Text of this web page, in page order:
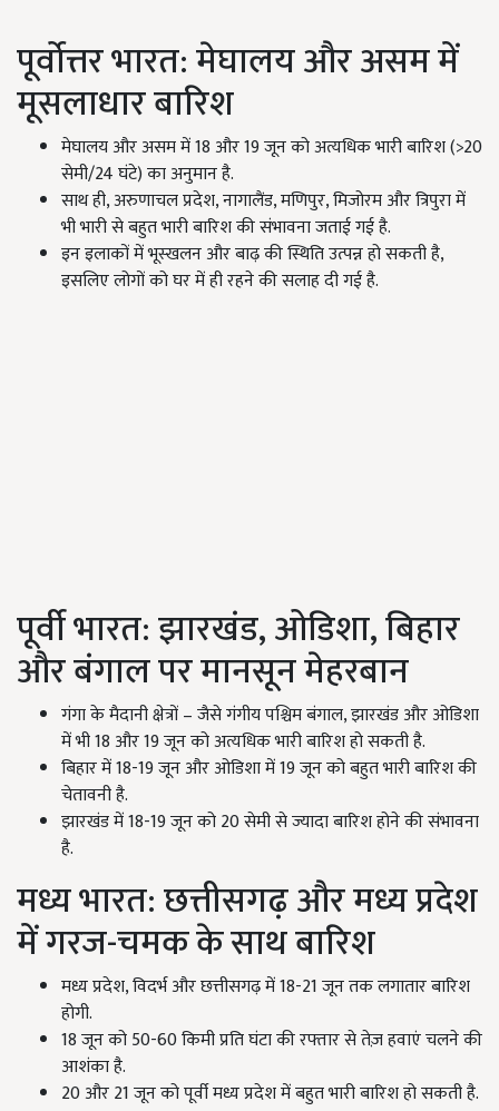
पूर्वोत्तर भारत: मेघालय और असम में
मूसलाधार बारिश
मेघालय और असम में 18 और19जून को अत्यधिक भारी बारिश (>20
सेमी/24घंटे) का अनुमान है.
साथ ही,अरुणाचल प्रदेश,नागालैंड,मणिपुर,मिजोरम और त्रिपुरा में
भी भारी से बहुत भारी बारिश की संभावना जताई गई है.
इन इलाकों में भूस्खलन और बाढ़ की स्थिति उत्पन्न हो सकती है,
इसलिए लोगों को घर में ही रहने की सलाह दी गई है.
पूर्वी भारत: झारखंड,ओडिशा,बिहार
और बंगाल पर मानसून मेहरबान
गंगा के मैदानी क्षेत्रों – जैसे गंगीय पश्चिम बंगाल,झारखंड और ओडिशा
में भी18 और19जून को अत्यधिक भारी बारिश हो सकती है.
बिहार में 18-19जून और ओडिशा में19जून को बहुत भारी बारिश की
चेतावनी है.
झारखंड में 18-19जून को20सेमी से ज्यादा बारिश होने की संभावना
है.
मध्य भारत: छत्तीसगढ़ और मध्य प्रदेश
में गरज-चमक के साथ बारिश
मध्य प्रदेश,विदर्भ और छत्तीसगढ़ में18-21जून तक लगातार बारिश
होगी.
18जून को50-60किमी प्रति घंटा की रफ्तार से तेज़ हवाएं चलने की
आशंका है.
20और21जून को पूर्वी मध्य प्रदेश में बहुत भारी बारिश हो सकती है.